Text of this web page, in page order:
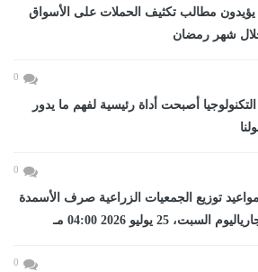
يؤيدون مطالب تكثيف الحملات على الأسواق
شهر رمضان
0
أصبحت أداة رئيسية لفهم ما يدور
0
توزيع الجمعيات الزراعية صرف الأسمدة
25 يوليو 2026 04:00 مـ
0